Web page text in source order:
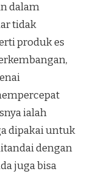
dalam
tidak
produk es
ialah
dipakai untuk
dengan
juga bisa